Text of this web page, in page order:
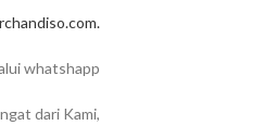
whatshapp
dari Kami,